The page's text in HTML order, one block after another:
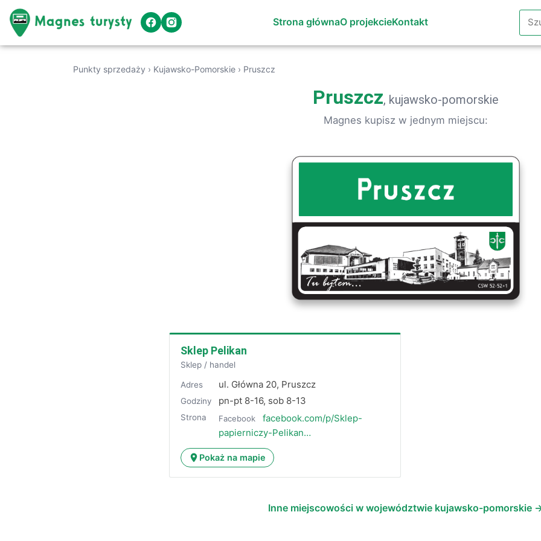
Strona głównaO projekcieKontakt
Punkty sprzedaży › Kujawsko-Pomorskie › Pruszcz
Pruszcz, kujawsko-pomorskie
Magnes kupisz w jednym miejscu:
Sklep Pelikan
Sklep / handel
Adres ul. Główna 20, Pruszcz
Godziny pn-pt 8-16, sob 8-13
Strona Facebook
facebook.com/p/Sklep-
papierniczy-Pelikan…
Pokaż na mapie
Inne miejscowości w województwie kujawsko-pomorskie